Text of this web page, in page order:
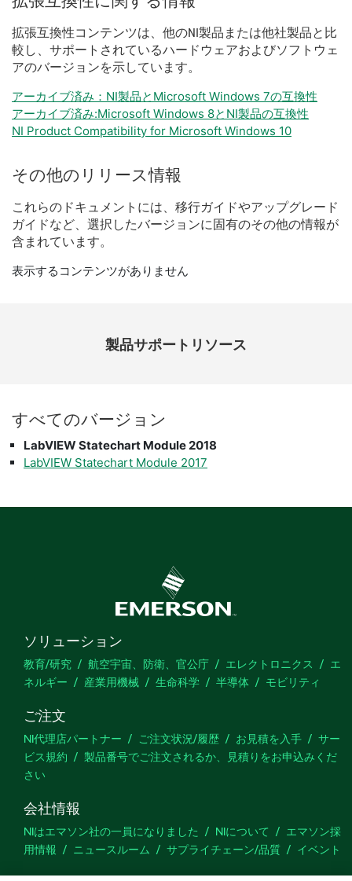
拡張互換性コンテンツは、 他のNI製品 または他社製品と 比
較 し、 サポート されているハードウェアおよびソフトウェ
アのバージョンを示してい ます。
アーカイブ済み：NI製品とMicrosoft Windows 7の互換性
アーカイブ済み:Microsoft Windows 8とNI製品の互換性
NI Product Compatibility for Microsoft Windows 10
その他の リリース情報
これらの ドキュメント には、 移行ガイドやアップグレード
ガイドなど、 選択 したバージョンに固有のその他の情報が
含 まれてい ます。
表示するコンテンツがありません
製品​サポート​リソース
すべてのバージョン
LabVIEW Statechart Module 2018
LabVIEW Statechart Module 2017
ソリューション
教育/研究 航空宇宙、防衛、官公庁 エレクトロニクス
エ
ネルギー
産業用機械 生命科学 半導体 モビリティ
ご注文
NI代理店パートナー ご注文状況/履歴 お見積を入手
サー
ビス規約
製品番号でご注文されるか、見積りをお申込みくだ
さい
会社情報
NIはエマソン社の一員になりました NIについて
エマソン採
用情報
ニュースルーム サプライチェーン/品質 イベント